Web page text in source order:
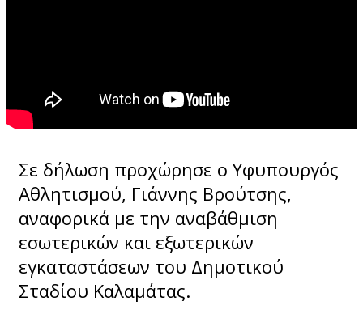
Σε δήλωση προχώρησε ο Υφυπουργός
Αθλητισμού, Γιάννης Βρούτσης,
αναφορικά με την αναβάθμιση
εσωτερικών και εξωτερικών
εγκαταστάσεων του Δημοτικού
Σταδίου Καλαμάτας.